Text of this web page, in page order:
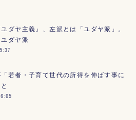
ダヤ主義』、左派とは「ユダヤ派」。
ダヤ派
若者・子育て世代の所得を伸ばす事に